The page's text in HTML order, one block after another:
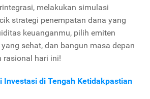
melakukan simulasi
strategi penempatan dana yang
keuanganmu, pilih emiten
sehat, dan bangun masa depan
rasional hari ini!
Investasi di Tengah Ketidakpastian